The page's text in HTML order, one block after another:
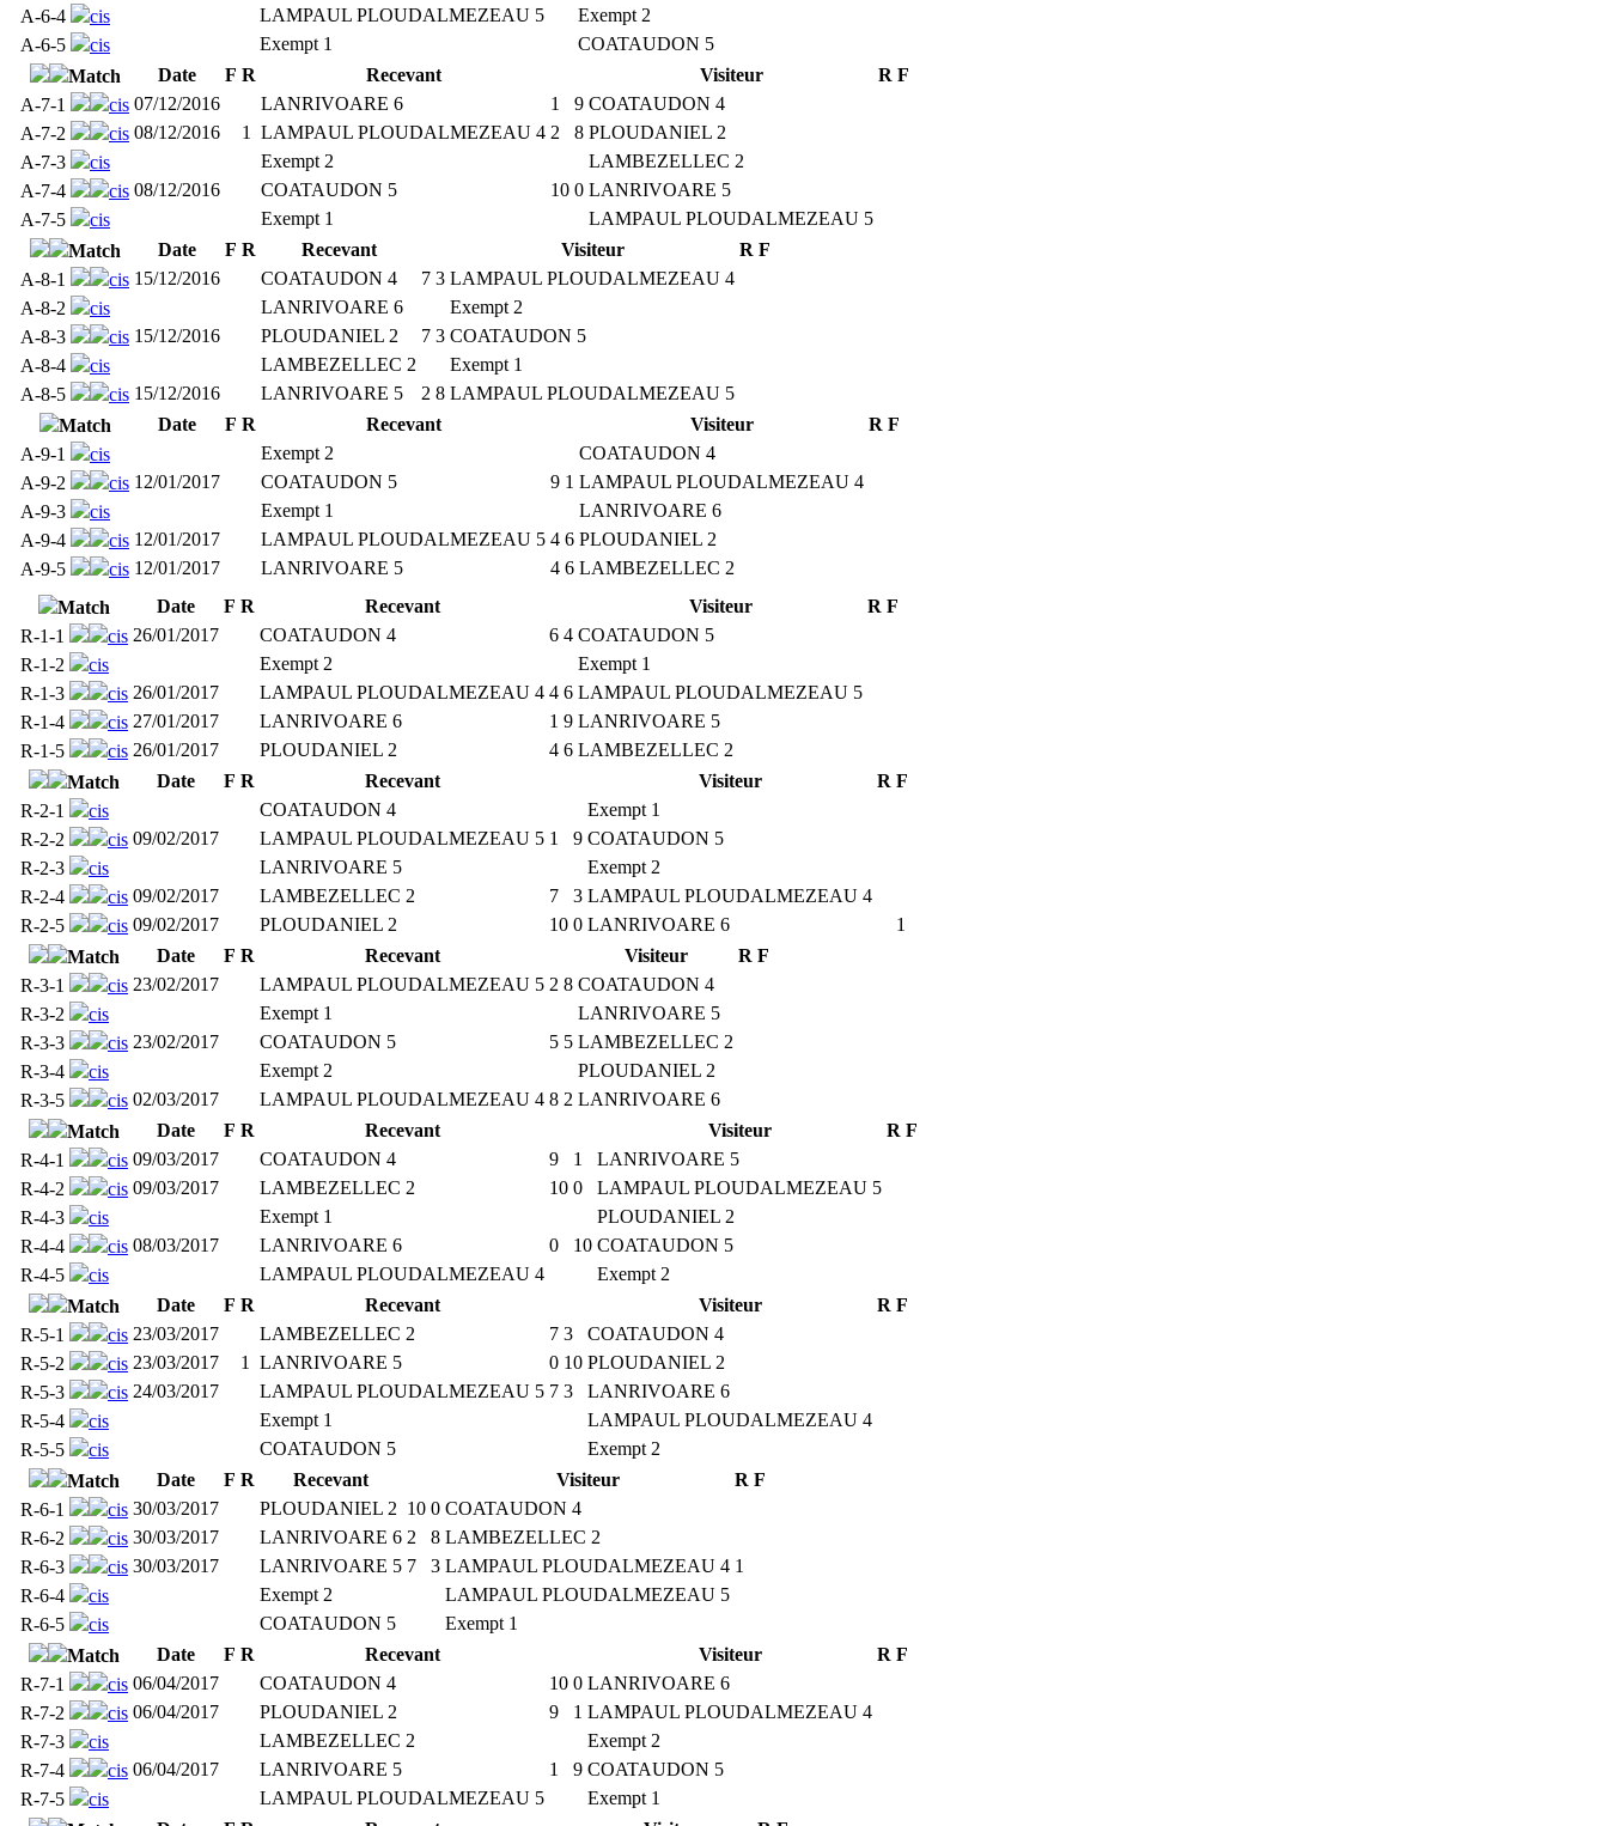
A-6-4
cis LAMPAUL PLOUDALMEZEAU 5
Exempt 2
A-6-5
cis Exempt 1
COATAUDON 5
Match
Date F R Recevant Visiteur R F
A-7-1
cis 07/12/2016 LANRIVOARE 6 1 9 COATAUDON 4
A-7-2
cis 08/12/2016 1 LAMPAUL PLOUDALMEZEAU 4 2 8 PLOUDANIEL 2
A-7-3
cis Exempt 2
LAMBEZELLEC 2
A-7-4
cis 08/12/2016 COATAUDON 5 10 0 LANRIVOARE 5
A-7-5
cis Exempt 1
LAMPAUL PLOUDALMEZEAU 5
Match
Date F R Recevant Visiteur R F
A-8-1
cis 15/12/2016 COATAUDON 4 7 3 LAMPAUL PLOUDALMEZEAU 4
A-8-2
cis LANRIVOARE 6
Exempt 2
A-8-3
cis 15/12/2016 PLOUDANIEL 2 7 3 COATAUDON 5
A-8-4
cis LAMBEZELLEC 2
Exempt 1
A-8-5
cis 15/12/2016 LANRIVOARE 5 2 8 LAMPAUL PLOUDALMEZEAU 5
Match
Date F R Recevant Visiteur R F
A-9-1
cis Exempt 2
COATAUDON 4
A-9-2
cis 12/01/2017 COATAUDON 5 9 1 LAMPAUL PLOUDALMEZEAU 4
A-9-3
cis Exempt 1
LANRIVOARE 6
A-9-4
cis 12/01/2017 LAMPAUL PLOUDALMEZEAU 5 4 6 PLOUDANIEL 2
A-9-5
cis 12/01/2017 LANRIVOARE 5 4 6 LAMBEZELLEC 2
Match
Date F R Recevant Visiteur R F
R-1-1
cis 26/01/2017 COATAUDON 4 6 4 COATAUDON 5
R-1-2
cis Exempt 2
Exempt 1
R-1-3
cis 26/01/2017 LAMPAUL PLOUDALMEZEAU 4 4 6 LAMPAUL PLOUDALMEZEAU 5
R-1-4
cis 27/01/2017 LANRIVOARE 6 1 9 LANRIVOARE 5
R-1-5
cis 26/01/2017 PLOUDANIEL 2 4 6 LAMBEZELLEC 2
Match
Date F R Recevant Visiteur R F
R-2-1
cis COATAUDON 4
Exempt 1
R-2-2
cis 09/02/2017 LAMPAUL PLOUDALMEZEAU 5 1 9 COATAUDON 5
R-2-3
cis LANRIVOARE 5
Exempt 2
R-2-4
cis 09/02/2017 LAMBEZELLEC 2 7 3 LAMPAUL PLOUDALMEZEAU 4
R-2-5
cis 09/02/2017 PLOUDANIEL 2 10 0 LANRIVOARE 6
1
Match
Date F R Recevant Visiteur R F
R-3-1
cis 23/02/2017 LAMPAUL PLOUDALMEZEAU 5 2 8 COATAUDON 4
R-3-2
cis Exempt 1
LANRIVOARE 5
R-3-3
cis 23/02/2017 COATAUDON 5 5 5 LAMBEZELLEC 2
R-3-4
cis Exempt 2
PLOUDANIEL 2
R-3-5
cis 02/03/2017 LAMPAUL PLOUDALMEZEAU 4 8 2 LANRIVOARE 6
Match
Date F R Recevant Visiteur R F
R-4-1
cis 09/03/2017 COATAUDON 4 9 1
LANRIVOARE 5
R-4-2
cis 09/03/2017 LAMBEZELLEC 2 10 0
LAMPAUL PLOUDALMEZEAU 5
R-4-3
cis Exempt 1
PLOUDANIEL 2
R-4-4
cis 08/03/2017 LANRIVOARE 6 0 10 COATAUDON 5
R-4-5
cis LAMPAUL PLOUDALMEZEAU 4
Exempt 2
Match
Date F R Recevant Visiteur R F
R-5-1
cis 23/03/2017 LAMBEZELLEC 2 7 3
COATAUDON 4
R-5-2
cis 23/03/2017 1 LANRIVOARE 5 0 10 PLOUDANIEL 2
R-5-3
cis 24/03/2017 LAMPAUL PLOUDALMEZEAU 5 7 3
LANRIVOARE 6
R-5-4
cis Exempt 1
LAMPAUL PLOUDALMEZEAU 4
R-5-5
cis COATAUDON 5
Exempt 2
Match
Date F R Recevant Visiteur R F
R-6-1
cis 30/03/2017 PLOUDANIEL 2 10 0 COATAUDON 4
R-6-2
cis 30/03/2017 LANRIVOARE 6 2 8 LAMBEZELLEC 2
R-6-3
cis 30/03/2017 LANRIVOARE 5 7 3 LAMPAUL PLOUDALMEZEAU 4 1
R-6-4
cis Exempt 2
LAMPAUL PLOUDALMEZEAU 5
R-6-5
cis COATAUDON 5
Exempt 1
Match
Date F R Recevant Visiteur R F
R-7-1
cis 06/04/2017 COATAUDON 4 10 0 LANRIVOARE 6
R-7-2
cis 06/04/2017 PLOUDANIEL 2 9 1 LAMPAUL PLOUDALMEZEAU 4
R-7-3
cis LAMBEZELLEC 2
Exempt 2
R-7-4
cis 06/04/2017 LANRIVOARE 5 1 9 COATAUDON 5
R-7-5
cis LAMPAUL PLOUDALMEZEAU 5
Exempt 1